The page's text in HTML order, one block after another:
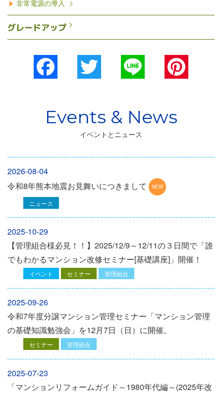
非常電源の導入
グレードアップ
Facebook
イベントとニュース
2026-08-04
令和8年熊本地震お見舞いにつきまして
ニュース
2025-10-29
【管理組合様必見！！】2025/12/9～12/11の３日間で「誰
でもわかるマンション改修セミナー[基礎講座]」開催！
イベント セミナー 管理組合
2025-09-26
令和7年度分譲マンション管理セミナー「マンション管理
の基礎知識勉強会」を12⽉7⽇（⽇）に開催。
セミナー 管理組合
2025-07-23
「マンションリフォームガイド～1980年代編～(2025年改